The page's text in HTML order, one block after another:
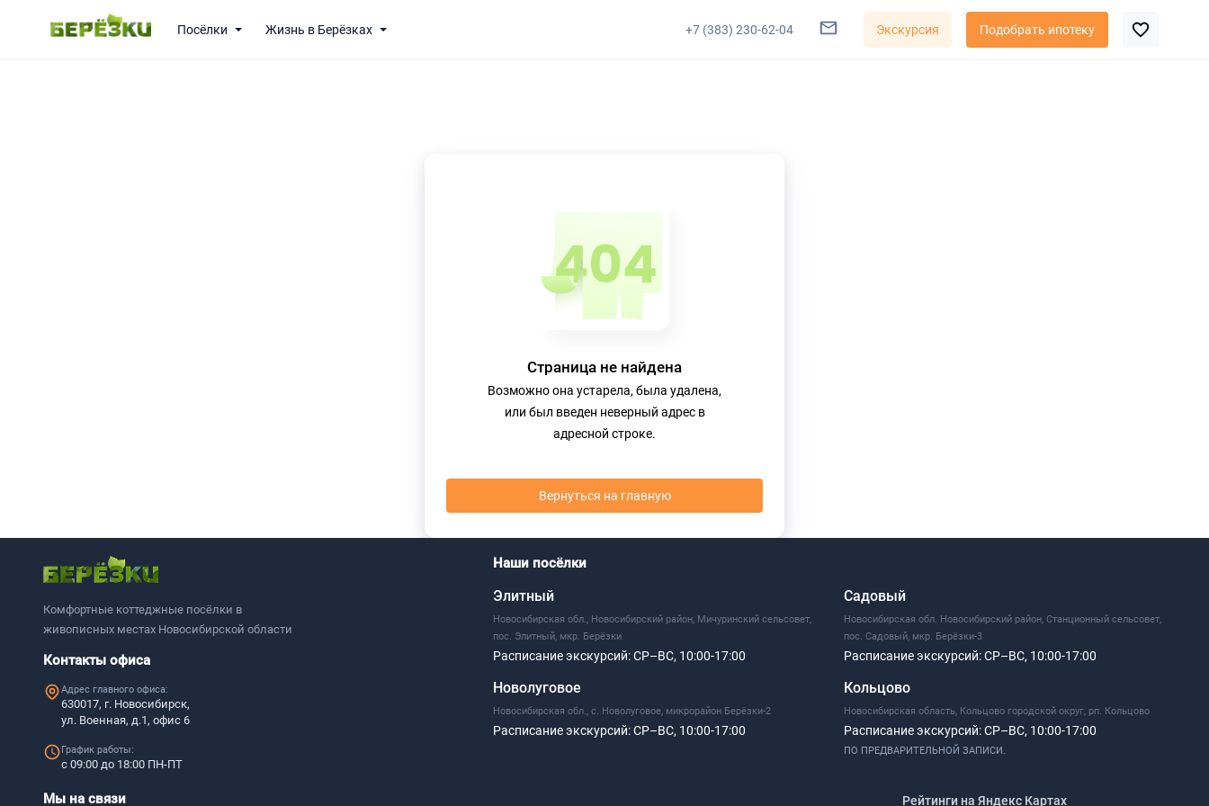
Посёлки Жизнь в Берёзках +7 (383) 230-62-04 Экскурсия Подобрать ипотеку
Страница не найдена
Возможно она устарела, была удалена,
или был введен неверный адрес в
адресной строке.
Вернуться на главную
Комфортные коттеджные посёлки в
живописных местах Новосибирской области
Контакты офиса
Адрес главного офиса:
630017, г. Новосибирск,
ул. Военная, д.1, офис 6
График работы:
с 09:00 до 18:00 ПН-ПТ
Наши посёлки
Элитный
Новосибирская обл., Новосибирский район, Мичуринский сельсовет,
пос. Элитный, мкр. Берёзки
Расписание экскурсий:СР–ВС, 10:00-17:00
Новолуговое
Новосибирская обл., с. Новолуговое, микрорайон Берёзки-2
Расписание экскурсий:СР–ВС, 10:00-17:00
Садовый
Новосибирская обл. Новосибирский район, Станционный сельсовет,
пос. Садовый, мкр. Берёзки-3
Расписание экскурсий:СР–ВС, 10:00-17:00
Кольцово
Новосибирская область, Кольцово городской округ, рп. Кольцово
Расписание экскурсий:СР–ВС, 10:00-17:00
ПО ПРЕДВАРИТЕЛЬНОЙ ЗАПИСИ.
Мы на связи
Рейтинги на Яндекс Картах